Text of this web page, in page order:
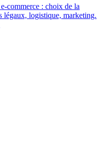
commerce : choix de la
légaux, logistique, marketing.